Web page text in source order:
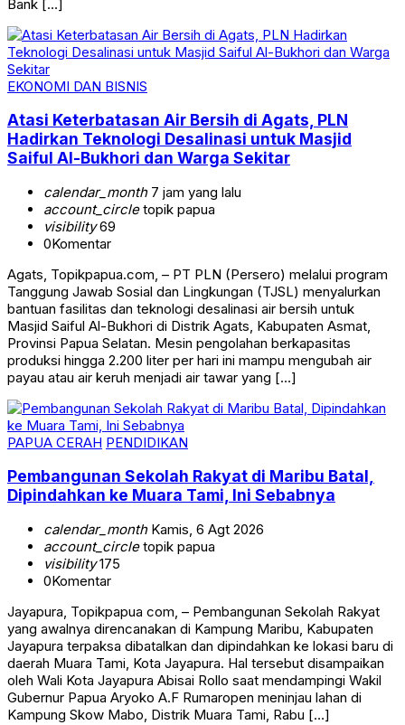
Bank […]
EKONOMI DAN BISNIS
Atasi Keterbatasan Air Bersih di Agats, PLN
Hadirkan Teknologi Desalinasi untuk Masjid
Saiful Al-Bukhori dan Warga Sekitar
calendar_month7 jam yang lalu
account_circletopik papua
visibility69
0Komentar
Agats, Topikpapua.com, – PT PLN (Persero) melalui program
Tanggung Jawab Sosial dan Lingkungan (TJSL) menyalurkan
bantuan fasilitas dan teknologi desalinasi air bersih untuk
Masjid Saiful Al-Bukhori di Distrik Agats, Kabupaten Asmat,
Provinsi Papua Selatan. Mesin pengolahan berkapasitas
produksi hingga 2.200 liter per hari ini mampu mengubah air
payau atau air keruh menjadi air tawar yang […]
PAPUA CERAH PENDIDIKAN
Pembangunan Sekolah Rakyat di Maribu Batal,
Dipindahkan ke Muara Tami, Ini Sebabnya
calendar_monthKamis, 6 Agt 2026
account_circletopik papua
visibility175
0Komentar
Jayapura, Topikpapua com, – Pembangunan Sekolah Rakyat
yang awalnya direncanakan di Kampung Maribu, Kabupaten
Jayapura terpaksa dibatalkan dan dipindahkan ke lokasi baru di
daerah Muara Tami, Kota Jayapura. Hal tersebut disampaikan
oleh Wali Kota Jayapura Abisai Rollo saat mendampingi Wakil
Gubernur Papua Aryoko A.F Rumaropen meninjau lahan di
Kampung Skow Mabo, Distrik Muara Tami, Rabu […]